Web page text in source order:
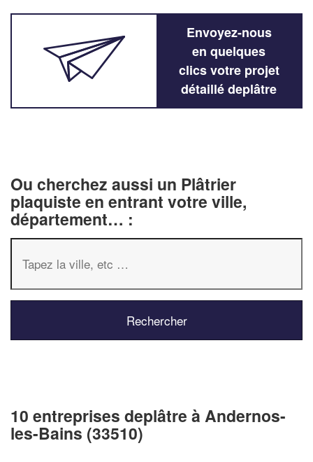
Envoyez-nous
en quelques
clics votre projet
détaillé deplâtre
Ou cherchez aussi un Plâtrier
plaquiste en entrant votre ville,
département… :
10 entreprises deplâtre à Andernos-
les-Bains (33510)